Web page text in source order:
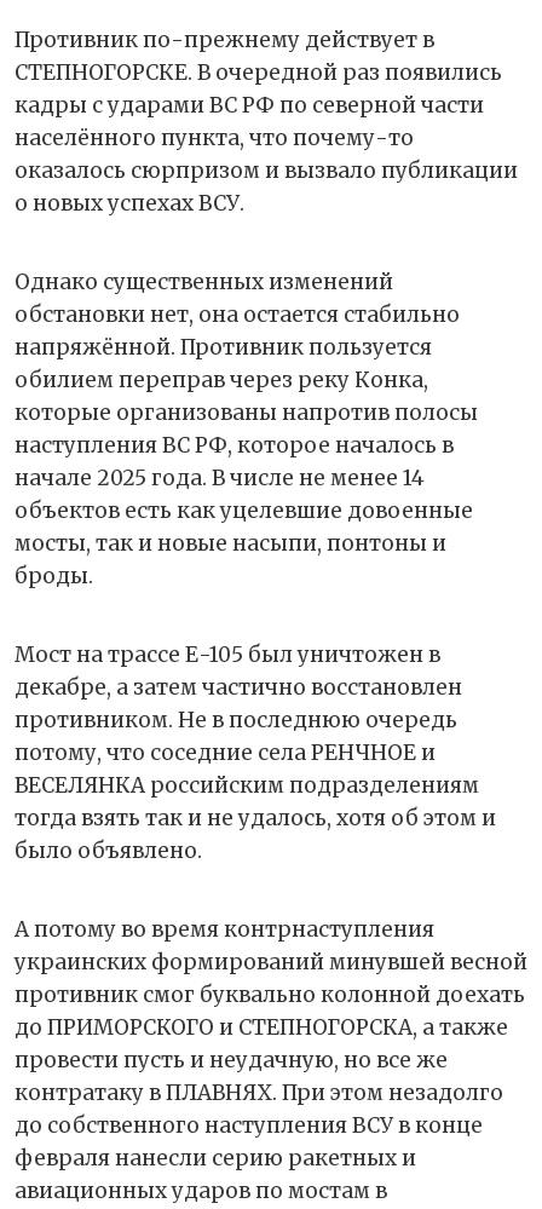
Противник по-прежнему действует в
СТЕПНОГОРСКЕ. В очередной раз появились
кадры с ударами ВС РФ по северной части
населённого пункта, что почему-то
оказалось сюрпризом и вызвало публикации
о новых успехах ВСУ.
Однако существенных изменений
обстановки нет, она остается стабильно
напряжённой. Противник пользуется
обилием переправ через реку Конка,
которые организованы напротив полосы
наступления ВС РФ, которое началось в
начале 2025 года. В числе не менее 14
объектов есть как уцелевшие довоенные
мосты, так и новые насыпи, понтоны и
броды.
Мост на трассе Е-105 был уничтожен в
декабре, а затем частично восстановлен
противником. Не в последнюю очередь
потому, что соседние села РЕНЧНОЕ и
ВЕСЕЛЯНКА российским подразделениям
тогда взять так и не удалось, хотя об этом и
было объявлено.
А потому во время контрнаступления
украинских формирований минувшей весной
противник смог буквально колонной доехать
до ПРИМОРСКОГО и СТЕПНОГОРСКА, а также
провести пусть и неудачную, но все же
контратаку в ПЛАВНЯХ. При этом незадолго
до собственного наступления ВСУ в конце
февраля нанесли серию ракетных и
авиационных ударов по мостам в